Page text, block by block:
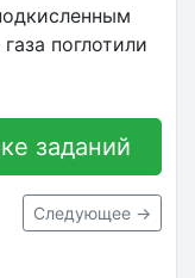
поглотили
заданий
Следующее →